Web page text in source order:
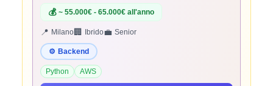
💰 ~ 55.000€ - 65.000€ all'anno
📍 Milano🏢 Ibrido💼 Senior
⚙️ Backend
Python AWS